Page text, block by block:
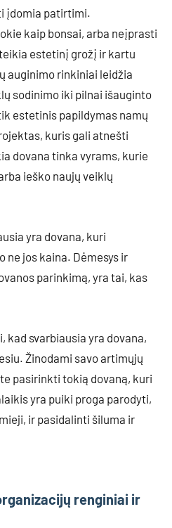
įdomia patirtimi.
kaip bonsai, arba neįprasti
estetinį grožį ir kartu
auginimo rinkiniai leidžia
sodinimo iki pilnai išauginto
estetinis papildymas namų
kuris gali atnešti
dovana tinka vyrams, kurie
ieško naujų veiklų
yra dovana, kuri
ne jos kaina. Dėmesys ir
parinkimą, yra tai, kas
kad svarbiausia yra dovana,
Žinodami savo artimųjų
pasirinkti tokią dovaną, kuri
yra puiki proga parodyti,
ir pasidalinti šiluma ir
renginiai ir